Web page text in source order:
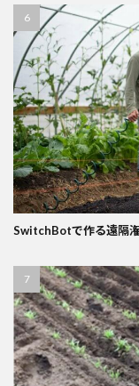
SwitchBotで作る遠隔